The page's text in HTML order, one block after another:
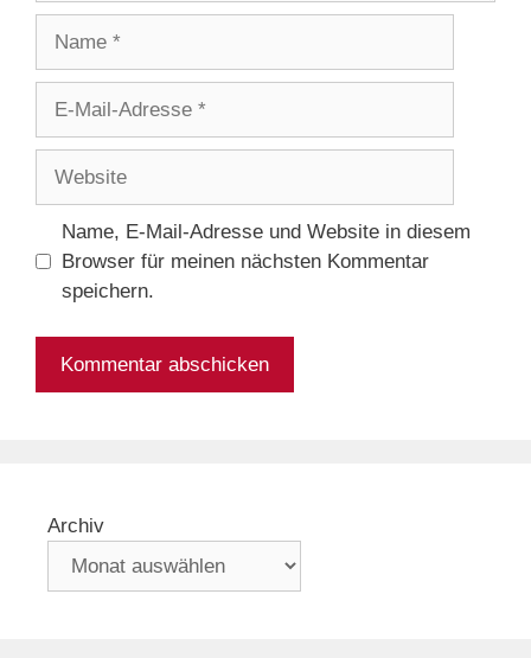
Adresse
Name, E-Mail-Adresse und Website in diesem
Browser für meinen nächsten Kommentar
speichern.
Archiv